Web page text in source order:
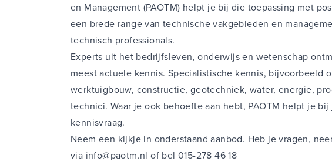
en Management (PAOTM) helpt je bij die toepassing met
een brede range van technische vakgebieden en
technisch professionals.
Experts uit het bedrijfsleven, onderwijs en wetenschap
meest actuele kennis. Specialistische kennis, bijvoorbeeld
werktuigbouw, constructie, geotechniek, water, energie,
technici. Waar je ook behoefte aan hebt, PAOTM helpt je
kennisvraag.
Neem een kijkje in onderstaand aanbod. Heb je vragen,
via info@paotm.nl of bel 015-278 46 18